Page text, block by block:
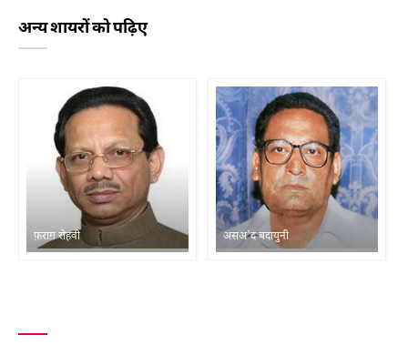
अन्य शायरों को पढ़िए
फ़राग़ रोहवी असअ'द बदायुनी